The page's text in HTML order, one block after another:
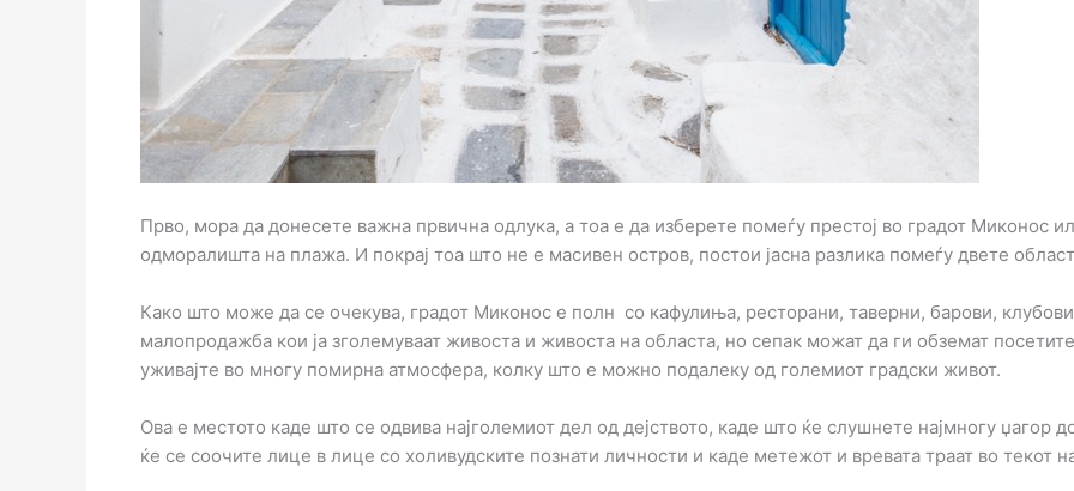
Прво, мора да донесете важна првична одлука, а тоа е да изберете помеѓу престој во градот Миконос
одморалишта на плажа. И покрај тоа што не е масивен остров, постои јасна разлика помеѓу двете
Како што може да се очекува, градот Миконос е полн со кафулиња, ресторани, таверни, барови,
малопродажба кои ја зголемуваат живоста и живоста на областа, но сепак можат да ги обземат
уживајте во многу помирна атмосфера, колку што е можно подалеку од големиот градски живот.
Ова е местото каде што се одвива најголемиот дел од дејството, каде што ќе слушнете најмногу џагор
ќе се соочите лице в лице со холивудските познати личности и каде метежот и вревата траат во текот